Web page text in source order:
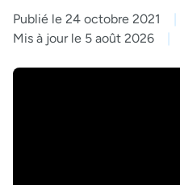
Publié le 24 octobre 2021
Mis à jour le 5 août 2026